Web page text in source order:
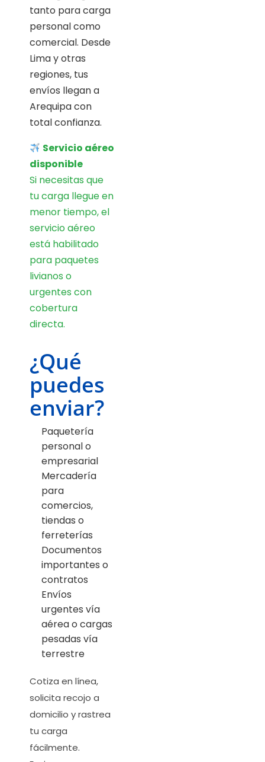
tanto para carga
personal como
comercial. Desde
Lima y otras
regiones, tus
envíos llegan a
Arequipa con
total confianza.
Servicio aéreo
disponible
Si necesitas que
tu carga llegue en
menor tiempo, el
servicio aéreo
está habilitado
para paquetes
livianos o
urgentes con
cobertura
directa.
¿Qué
puedes
enviar?
Paquetería
personal o
empresarial
Mercadería
para
comercios,
tiendas o
ferreterías
Documentos
importantes o
contratos
Envíos
urgentes vía
aérea o cargas
pesadas vía
terrestre
Cotiza en línea,
solicita recojo a
domicilio y rastrea
tu carga
fácilmente.